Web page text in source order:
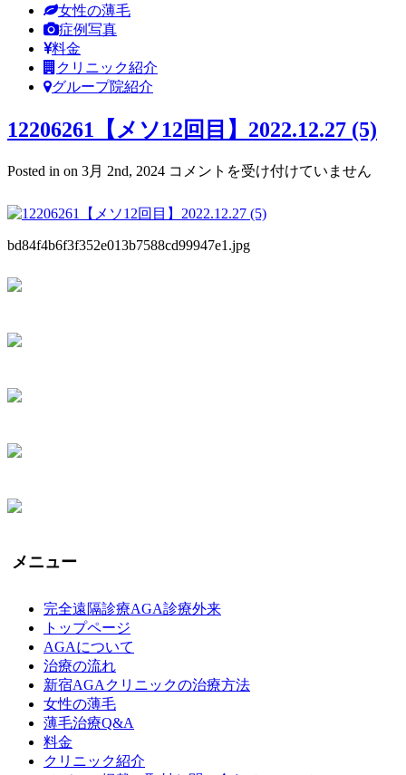
女性の薄毛
症例写真
料金
クリニック紹介
グループ院紹介
12206261【メソ12回目】2022.12.27 (5)
Posted in on 3月 2nd, 2024 12206261【メ
12
回
目】
コメントを受け付けていません
bd84f4b6f3f352e013b7588cd99947e1.jpg
メニュー
完全遠隔診療AGA診療外来
トップページ
AGAについて
治療の流れ
新宿AGAクリニックの治療方法
女性の薄毛
薄毛治療Q&A
料金
クリニック紹介